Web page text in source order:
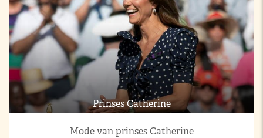
Prinses Catherine
Mode van prinses Catherine